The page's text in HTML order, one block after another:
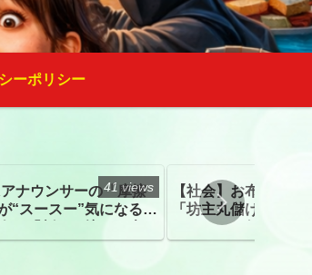
ーポリシー
ナウンサーの「摩擦
“スースー”気になる指
る。聴きづらい」
41 views
【社会】お布施、戒
「坊主丸儲け」は
ほとんどが年収３０
下「地方の寺の僧侶